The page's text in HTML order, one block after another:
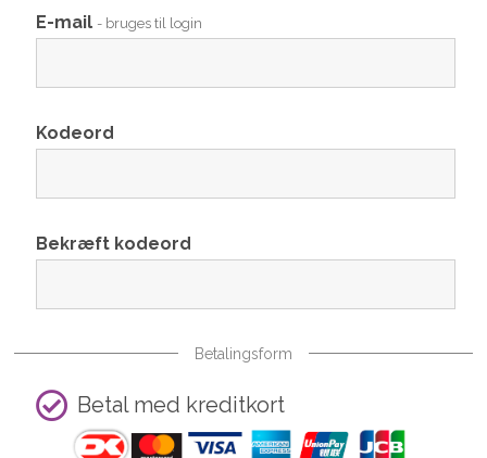
E-mail - bruges til login
Kodeord
Bekræft kodeord
Betalingsform
Betal med kreditkort